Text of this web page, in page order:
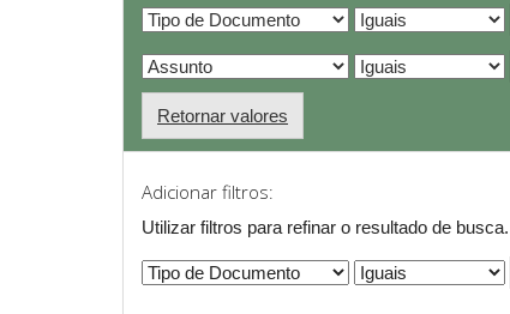
Retornar valores
Adicionar filtros:
Utilizar filtros para refinar o resultado de busca.